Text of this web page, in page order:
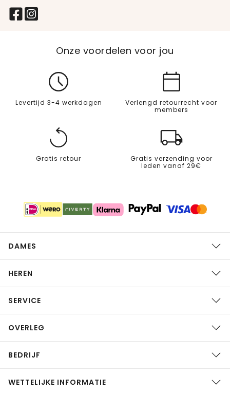
Onze voordelen voor jou
Levertijd 3-4 werkdagen
Verlengd retourrecht voor
members
Gratis retour
Gratis verzending voor
leden vanaf 29€
DAMES
HEREN
SERVICE
OVERLEG
BEDRIJF
WETTELIJKE INFORMATIE